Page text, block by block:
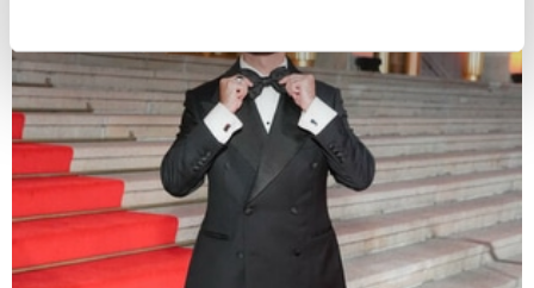
bestimmten Merkmalen (Fingerprinting) identifizieren
Erfahren Sie mehr darüber, wie Ihre persönlichen Daten
verarbeitet werden, und legen Sie Ihre Präferenzen im
Abschnitt Einzelheiten
Wir verwenden Cookies, um Inhalte und Anzeigen zu
personalisieren, Funktionen für soziale Medien anbieten
zu können und die Zugriffe auf unsere Website zu